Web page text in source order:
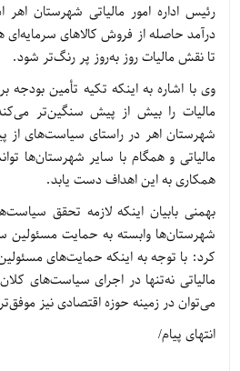
رئیس اداره امور مالیاتی شهرستان
درآمد حاصله از فروش کالاهای
تا نقش مالیات روز به‌روز پر رنگ‌تر شود.
وی با اشاره به اینکه تکیه تأمین بودجه
مالیات را بیش از پیش سنگین‌تر
شهرستان اهر در راستای سیاست‌های از
مالیاتی و همگام با سایر شهرستان‌ها
همکاری به این اهداف دست یابد.
بهمنی بابیان اینکه لازمه تحقق
شهرستان‌ها وابسته به حمایت مسئولین
کرد: با توجه به اینکه حمایت‌های
مالیاتی نه‌تنها در اجرای سیاست‌های
می‌توان در زمینه حوزه اقتصادی نیز
انتهای پیام/